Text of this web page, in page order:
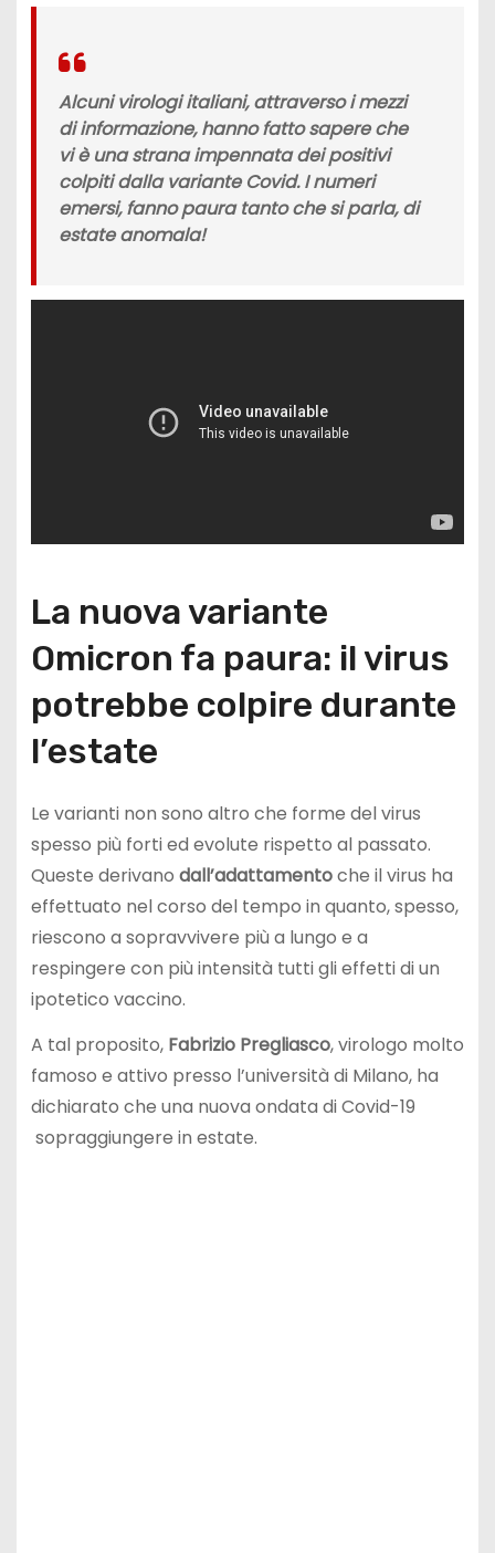
Alcuni virologi italiani, attraverso i mezzi
di informazione, hanno fatto sapere che
vi è una strana impennata dei positivi
colpiti dalla variante Covid. I numeri
emersi, fanno paura tanto che si parla, di
estate anomala!
La nuova variante
Omicron fa paura: il virus
potrebbe colpire durante
l’estate
Le varianti non sono altro che forme del virus
spesso più forti ed evolute rispetto al passato.
Queste derivano dall’adattamentoche il virus ha
effettuato nel corso del tempo in quanto, spesso,
riescono a sopravvivere più a lungo e a
respingere con più intensità tutti gli effetti di un
ipotetico vaccino.
A tal proposito, Fabrizio Pregliasco, virologo molto
famoso e attivo presso l’università di Milano, ha
dichiarato che una nuova ondata di Covid-19
sopraggiungere in estate.